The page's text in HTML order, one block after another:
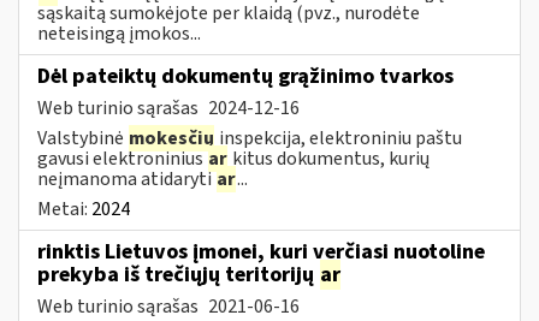
sąskaitą sumokėjote per klaidą (pvz., nurodėte
neteisingą įmokos...
Dėl pateiktų dokumentų grąžinimo tvarkos
Web turinio sąrašas 2024-12-16
Valstybinė mokesčių inspekcija, elektroniniu paštu
gavusi elektroniniusar kitus dokumentus, kurių
neįmanoma atidarytiar...
Metai: 2024
rinktis Lietuvos įmonei, kuri verčiasi nuotoline
prekyba iš trečiųjų teritorijų ar
Web turinio sąrašas 2021-06-16